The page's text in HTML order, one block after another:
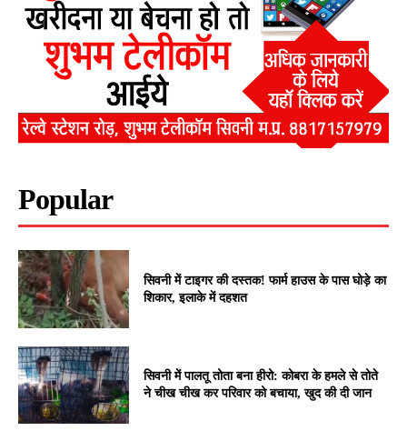
Popular
सिवनी में टाइगर की दस्तक! फार्म हाउस के पास घोड़े का
शिकार, इलाके में दहशत
सिवनी में पालतू तोता बना हीरो: कोबरा के हमले से तोते
ने चीख चीख कर परिवार को बचाया, खुद की दी जान